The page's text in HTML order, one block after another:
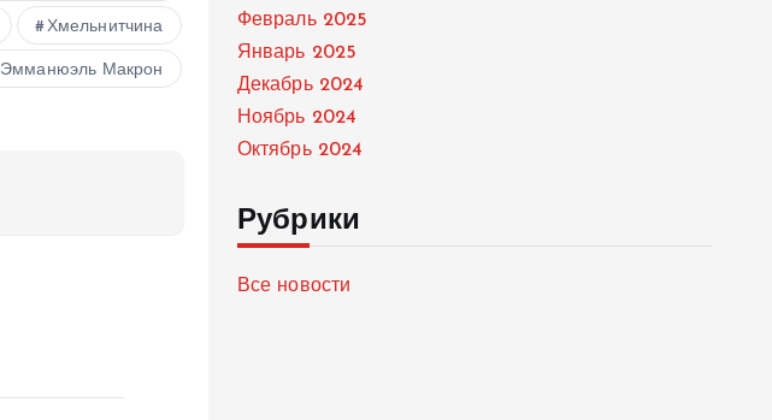
Хмельнитчина
Эмманюэль Макрон
Февраль 2025
Январь 2025
Декабрь 2024
Ноябрь 2024
Октябрь 2024
Рубрики
Все новости